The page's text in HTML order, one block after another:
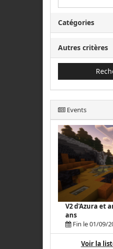
Catégories
Autres critères
Events
V2 d'Azura et
ans
Fin le 01/09/
Voir la